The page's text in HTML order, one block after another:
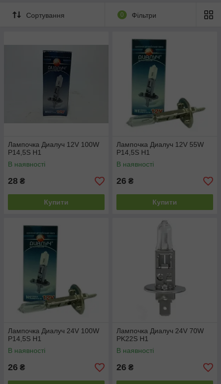
Сортування 0 Фільтри
Лампочка Диалуч 12V 100W
P14,5S H1
В наявності
28 ₴
Купити
Лампочка Диалуч 12V 55W
P14,5S H1
В наявності
26 ₴
Купити
Лампочка Диалуч 24V 100W
P14,5S H1
В наявності
26 ₴
Лампочка Диалуч 24V 70W
PK22S H1
В наявності
26 ₴